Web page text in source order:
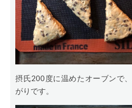
摂氏200度に温めたオーブンで
がりです。